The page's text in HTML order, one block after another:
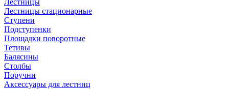
Лестницы
Лестницы стационарные
Ступени
Подступенки
Площадки поворотные
Тетивы
Балясины
Столбы
Поручни
Аксессуары для лестниц